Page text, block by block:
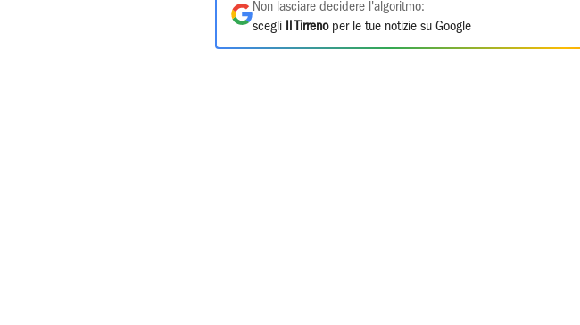
Non lasciare decidere l'algoritmo:
scegli
Il Tirrenoper le tue notizie su Google